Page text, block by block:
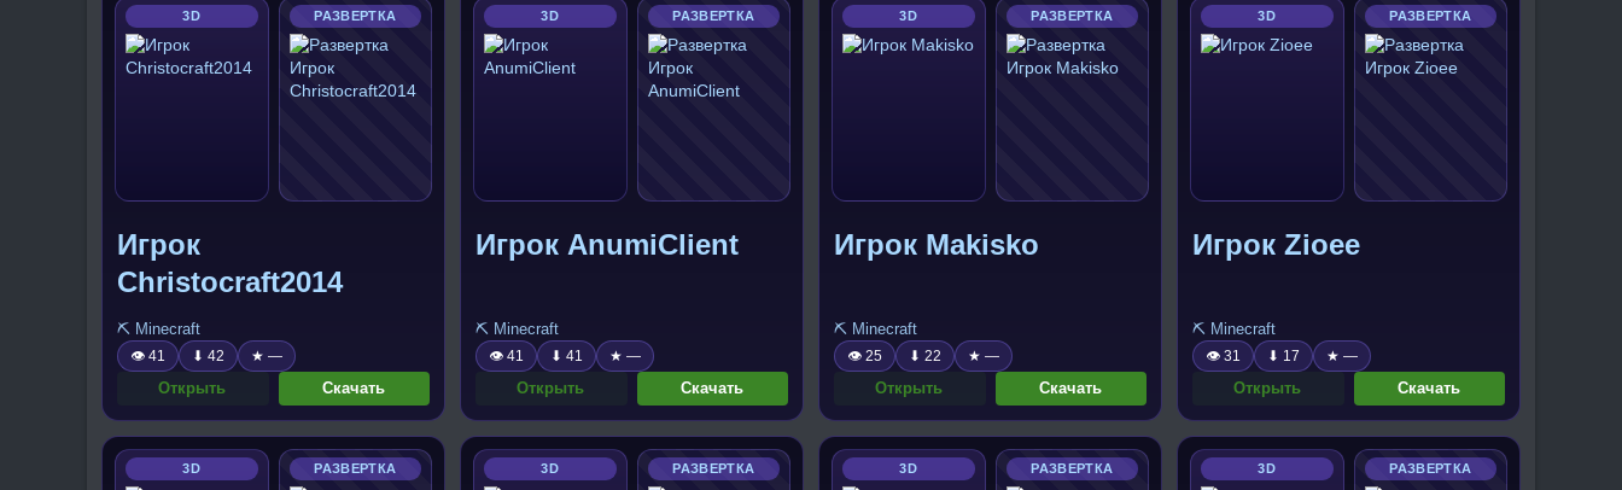
3D РАЗВЕРТКА
Игрок
Christocraft2014
⛏️ Minecraft
👁 41 ⬇ 42 ★ —
Открыть Скачать
3D РАЗВЕРТКА
Игрок AnumiClient
⛏️ Minecraft
👁 41 ⬇ 41 ★ —
Открыть Скачать
3D РАЗВЕРТКА
Игрок Makisko
⛏️ Minecraft
👁 25 ⬇ 22 ★ —
Открыть Скачать
3D РАЗВЕРТКА
Игрок Zioee
⛏️ Minecraft
👁 31 ⬇ 17 ★ —
Открыть Скачать
3D РАЗВЕРТКА 3D РАЗВЕРТКА 3D РАЗВЕРТКА 3D РАЗВЕРТКА